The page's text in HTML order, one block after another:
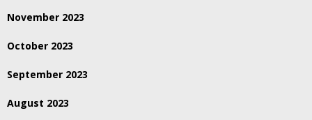
November 2023
October 2023
September 2023
August 2023